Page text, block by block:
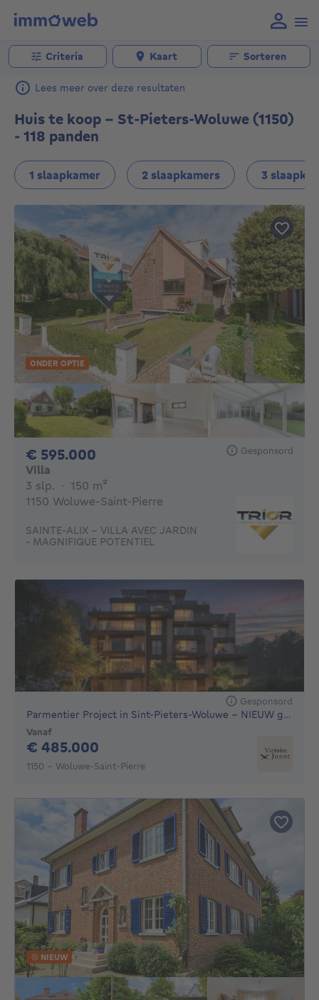
Criteria Kaart Sorteren
Lees meer over deze resultaten
Huis te koop - St-Pieters-Woluwe (1150)
- 118 panden
1 slaapkamer 2 slaapkamers 3
ONDER OPTIE
€ 595.000 Gesponsord
Villa
3 slp. 3 slaapkamers
· 150 m²
1150 Woluwe-Saint-Pierre
SAINTE-ALIX - VILLA AVEC JARDIN
- MAGNIFIQUE POTENTIEL
Gesponsord
Parmentier Project in Sint-Pieters-Woluwe - NIEUW gebouw, 16
Vanaf
€ 485.000
1150 - Woluwe-Saint-Pierre
NIEUW